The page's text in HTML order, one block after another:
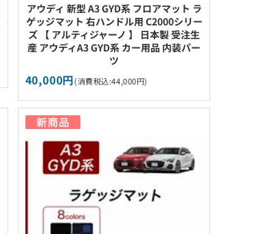
アウディ 新型 A3 GYD系 フロアマット ラ
ゲッジマット 右ハンドル用 C2000シリー
ズ 【 アルティジャーノ 】 日本製 受注生
産 アウディA3 GYD系 カー用品 内装パー
ツ
40,000円(消費税込:44,000円)